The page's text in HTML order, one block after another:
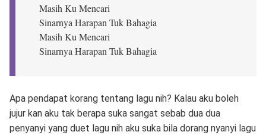
Masih Ku Mencari
Sinarnya Harapan Tuk Bahagia
Masih Ku Mencari
Sinarnya Harapan Tuk Bahagia
Apa pendapat korang tentang lagu nih? Kalau aku boleh
jujur kan aku tak berapa suka sangat sebab dua dua
penyanyi yang duet lagu nih aku suka bila dorang nyanyi lagu